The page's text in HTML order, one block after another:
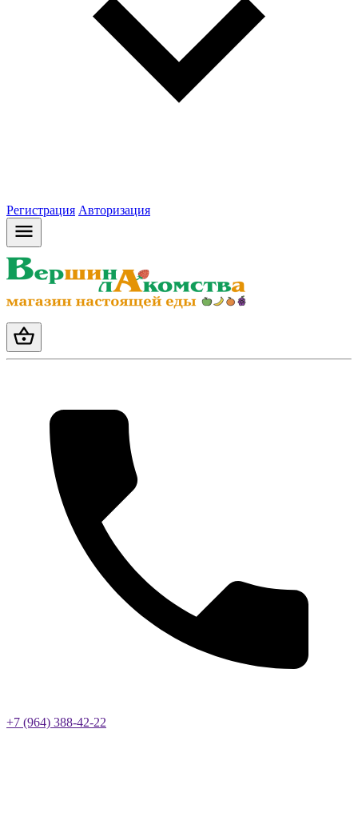
Регистрация Авторизация
+7 (964) 388-42-22